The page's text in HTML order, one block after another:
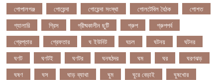
গোপালগঞ্জ
গোয়েন্দা গোয়েন্দা সংস্থা গোলটেবিল বৈঠক
গোশত
গ্যালারি
গ্রিস গ্রীষ্মকালীন ছুটি গ্রুপ
গ্রুপপর্ব
গ্রেপ্তার
গ্রেফতার ঘ ইউনিট ঘচল ঘটনয়
ঘটনর
ঘণট
ঘণটই ঘণটর ঘনষঠদর ঘম ঘর
ঘরণঝড়
ঘষণ
ঘস ঘাড় ব্যাথা ঘুম ঘুরে বেড়াই
ঘুষখোর